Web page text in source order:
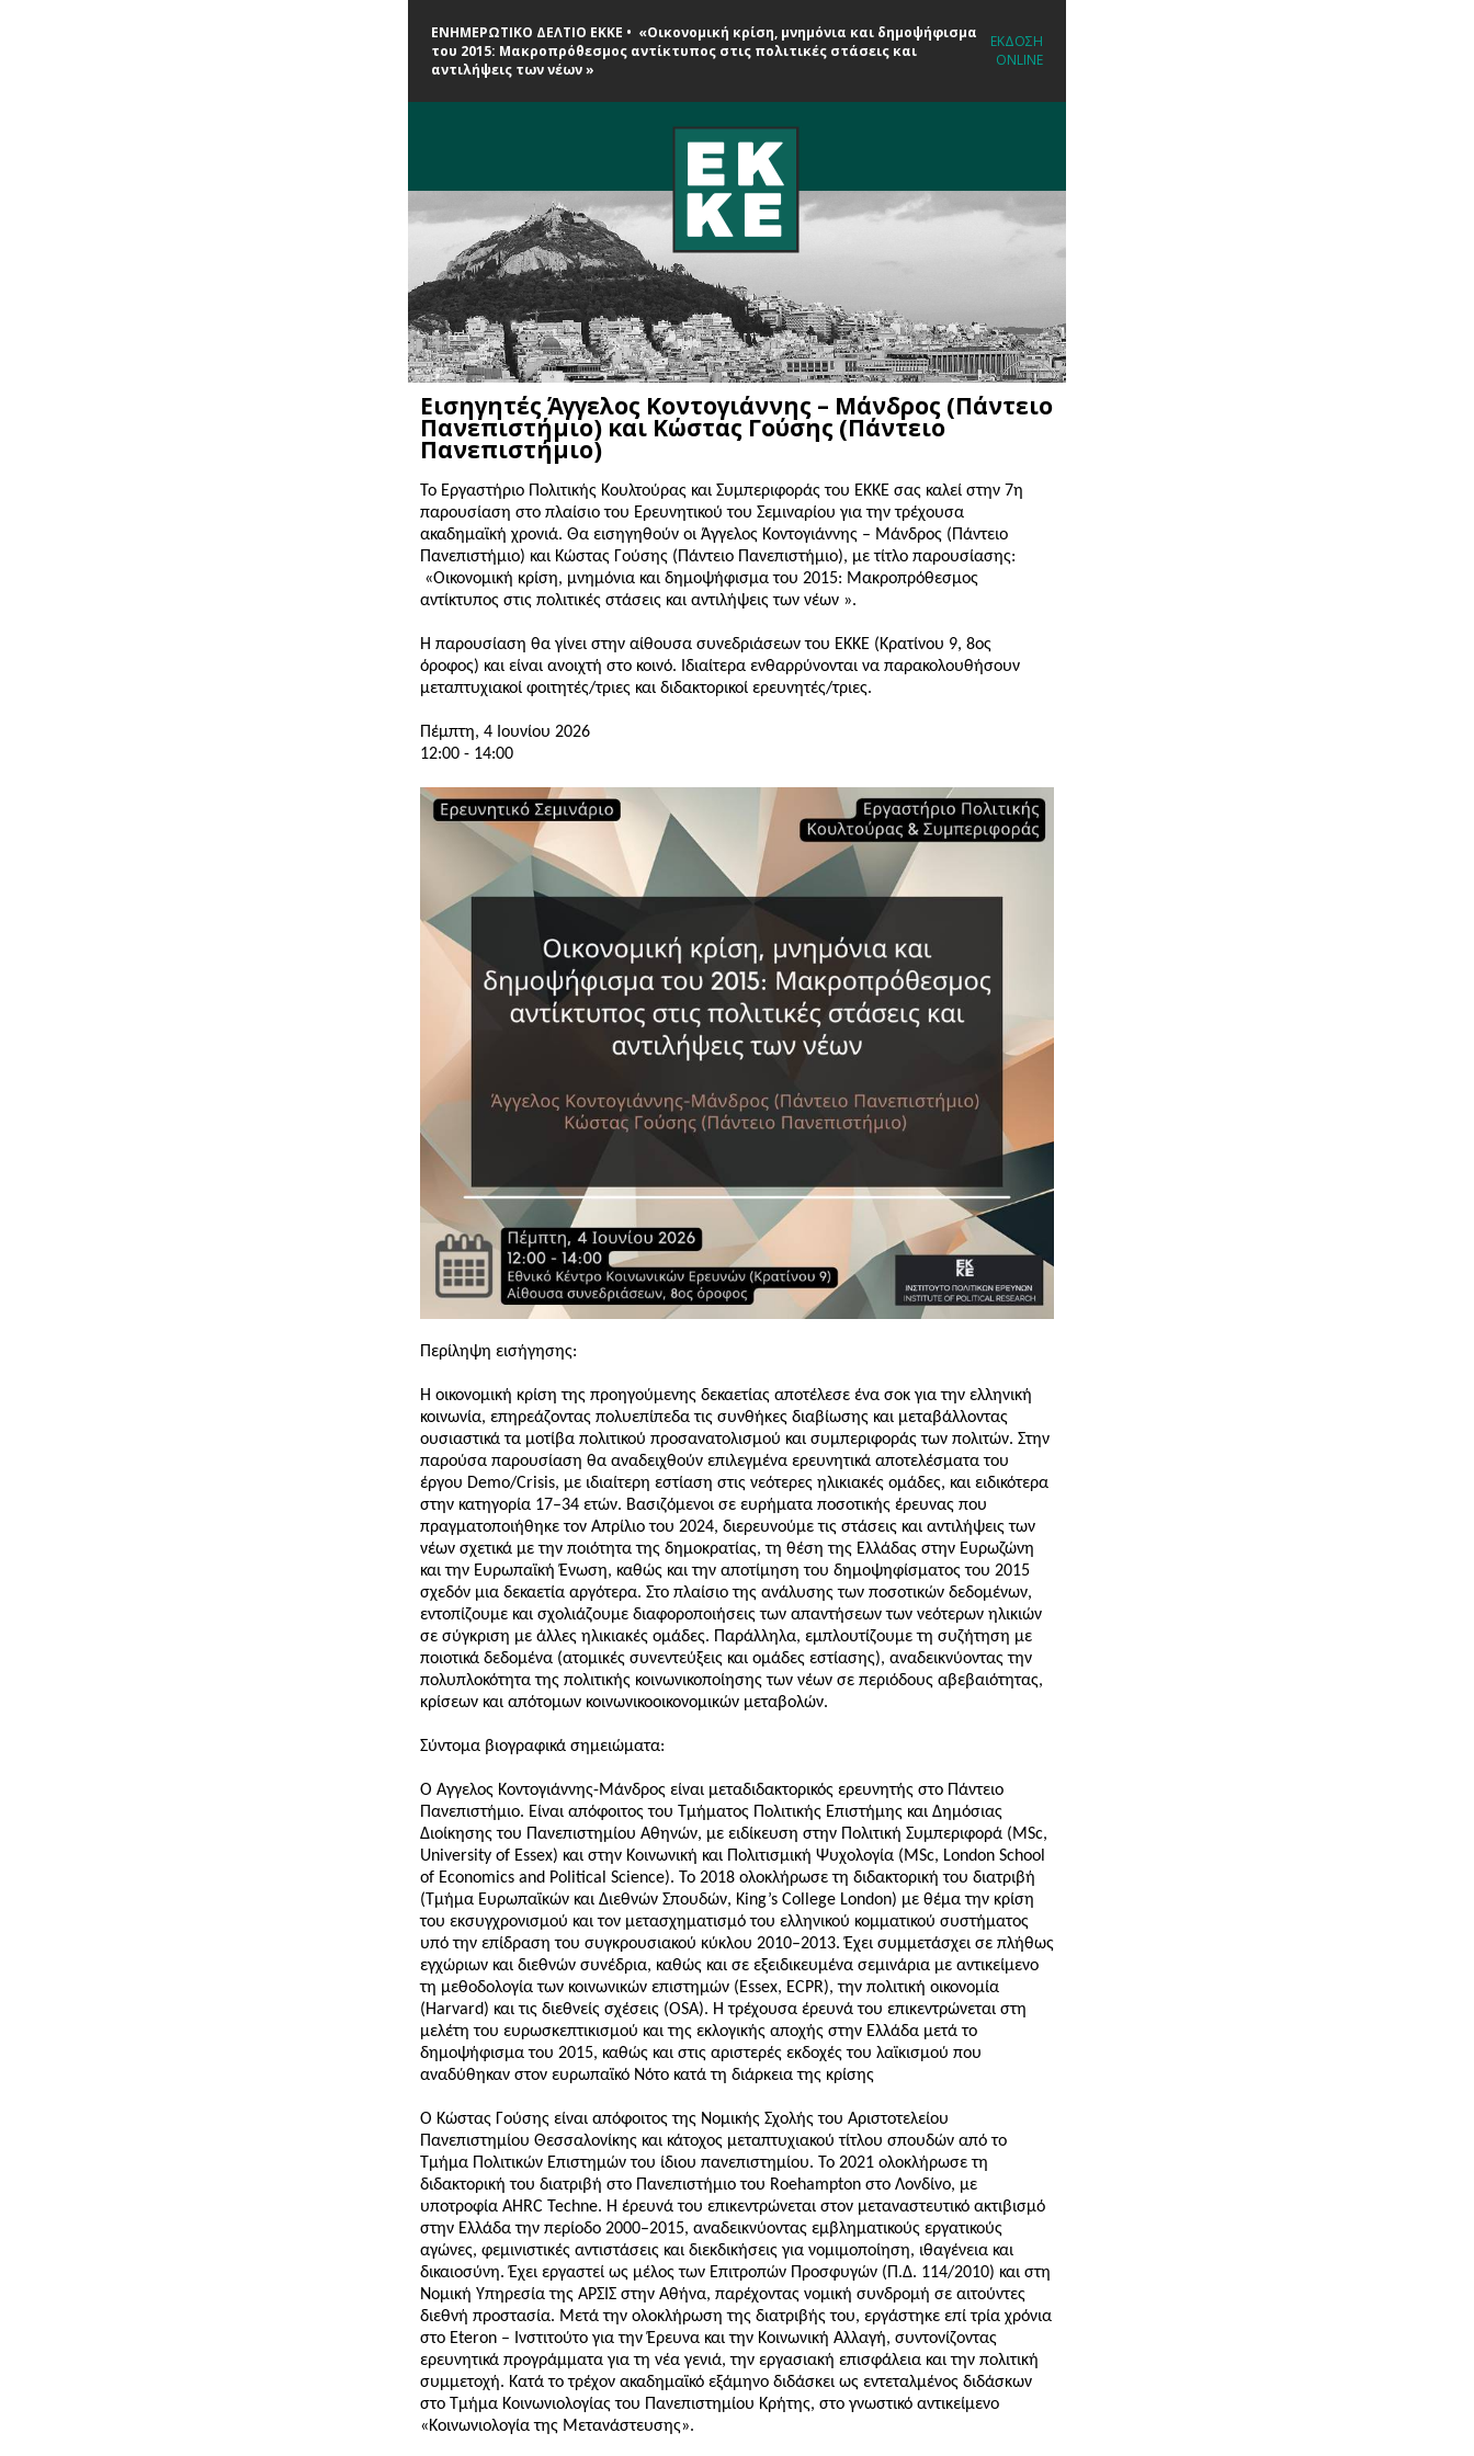
ΕΝΗΜΕΡΩΤΙΚΟ ΔΕΛΤΙΟ ΕΚΚΕ • «Οικονομική κρίση, μνημόνια και δημοψήφισμα
του 2015: Μακροπρόθεσμος αντίκτυπος στις πολιτικές στάσεις και
αντιλήψεις των νέων »
ΕΚΔΟΣΗ
ONLINE
Εισηγητές Άγγελος Κοντογιάννης – Μάνδρος (Πάντειο
Πανεπιστήμιο) και Κώστας Γούσης (Πάντειο
Πανεπιστήμιο)
Το Εργαστήριο Πολιτικής Κουλτούρας και Συμπεριφοράς του ΕΚΚΕ σας καλεί στην 7η
παρουσίαση στο πλαίσιο του Ερευνητικού του Σεμιναρίου για την τρέχουσα
ακαδημαϊκή χρονιά. Θα εισηγηθούν οι Άγγελος Κοντογιάννης – Μάνδρος (Πάντειο
Πανεπιστήμιο) και Κώστας Γούσης (Πάντειο Πανεπιστήμιο), με τίτλο παρουσίασης:
«Οικονομική κρίση, μνημόνια και δημοψήφισμα του 2015: Μακροπρόθεσμος
αντίκτυπος στις πολιτικές στάσεις και αντιλήψεις των νέων ».
Η παρουσίαση θα γίνει στην αίθουσα συνεδριάσεων του ΕΚΚΕ (Κρατίνου 9, 8ος
όροφος) και είναι ανοιχτή στο κοινό. Ιδιαίτερα ενθαρρύνονται να παρακολουθήσουν
μεταπτυχιακοί φοιτητές/τριες και διδακτορικοί ερευνητές/τριες.
Πέμπτη, 4 Ιουνίου 2026
12:00 - 14:00
Περίληψη εισήγησης:
Η οικονομική κρίση της προηγούμενης δεκαετίας αποτέλεσε ένα σοκ για την ελληνική
κοινωνία, επηρεάζοντας πολυεπίπεδα τις συνθήκες διαβίωσης και μεταβάλλοντας
ουσιαστικά τα μοτίβα πολιτικού προσανατολισμού και συμπεριφοράς των πολιτών. Στην
παρούσα παρουσίαση θα αναδειχθούν επιλεγμένα ερευνητικά αποτελέσματα του
έργου Demo/Crisis, με ιδιαίτερη εστίαση στις νεότερες ηλικιακές ομάδες, και ειδικότερα
στην κατηγορία 17–34 ετών. Βασιζόμενοι σε ευρήματα ποσοτικής έρευνας που
πραγματοποιήθηκε τον Απρίλιο του 2024, διερευνούμε τις στάσεις και αντιλήψεις των
νέων σχετικά με την ποιότητα της δημοκρατίας, τη θέση της Ελλάδας στην Ευρωζώνη
και την Ευρωπαϊκή Ένωση, καθώς και την αποτίμηση του δημοψηφίσματος του 2015
σχεδόν μια δεκαετία αργότερα. Στο πλαίσιο της ανάλυσης των ποσοτικών δεδομένων,
εντοπίζουμε και σχολιάζουμε διαφοροποιήσεις των απαντήσεων των νεότερων ηλικιών
σε σύγκριση με άλλες ηλικιακές ομάδες. Παράλληλα, εμπλουτίζουμε τη συζήτηση με
ποιοτικά δεδομένα (ατομικές συνεντεύξεις και ομάδες εστίασης), αναδεικνύοντας την
πολυπλοκότητα της πολιτικής κοινωνικοποίησης των νέων σε περιόδους αβεβαιότητας,
κρίσεων και απότομων κοινωνικοοικονομικών μεταβολών.
Σύντομα βιογραφικά σημειώματα:
Ο Άγγελος Κοντογιάννης-Μάνδρος είναι μεταδιδακτορικός ερευνητής στο Πάντειο
Πανεπιστήμιο. Είναι απόφοιτος του Τμήματος Πολιτικής Επιστήμης και Δημόσιας
Διοίκησης του Πανεπιστημίου Αθηνών, με ειδίκευση στην Πολιτική Συμπεριφορά (MSc,
University of Essex) και στην Κοινωνική και Πολιτισμική Ψυχολογία (MSc, London School
of Economics and Political Science). Το 2018 ολοκλήρωσε τη διδακτορική του διατριβή
(Τμήμα Ευρωπαϊκών και Διεθνών Σπουδών, King’s College London) με θέμα την κρίση
του εκσυγχρονισμού και τον μετασχηματισμό του ελληνικού κομματικού συστήματος
υπό την επίδραση του συγκρουσιακού κύκλου 2010–2013. Έχει συμμετάσχει σε πλήθως
εγχώριων και διεθνών συνέδρια, καθώς και σε εξειδικευμένα σεμινάρια με αντικείμενο
τη μεθοδολογία των κοινωνικών επιστημών (Essex, ECPR), την πολιτική οικονομία
(Harvard) και τις διεθνείς σχέσεις (OSA). Η τρέχουσα έρευνά του επικεντρώνεται στη
μελέτη του ευρωσκεπτικισμού και της εκλογικής αποχής στην Ελλάδα μετά το
δημοψήφισμα του 2015, καθώς και στις αριστερές εκδοχές του λαϊκισμού που
αναδύθηκαν στον ευρωπαϊκό Νότο κατά τη διάρκεια της κρίσης
Ο Κώστας Γούσης είναι απόφοιτος της Νομικής Σχολής του Αριστοτελείου
Πανεπιστημίου Θεσσαλονίκης και κάτοχος μεταπτυχιακού τίτλου σπουδών από το
Τμήμα Πολιτικών Επιστημών του ίδιου πανεπιστημίου. Το 2021 ολοκλήρωσε τη
διδακτορική του διατριβή στο Πανεπιστήμιο του Roehampton στο Λονδίνο, με
υποτροφία AHRC Techne. Η έρευνά του επικεντρώνεται στον μεταναστευτικό ακτιβισμό
στην Ελλάδα την περίοδο 2000–2015, αναδεικνύοντας εμβληματικούς εργατικούς
αγώνες, φεμινιστικές αντιστάσεις και διεκδικήσεις για νομιμοποίηση, ιθαγένεια και
δικαιοσύνη. Έχει εργαστεί ως μέλος των Επιτροπών Προσφυγών (Π.Δ. 114/2010) και στη
Νομική Υπηρεσία της ΑΡΣΙΣ στην Αθήνα, παρέχοντας νομική συνδρομή σε αιτούντες
διεθνή προστασία. Μετά την ολοκλήρωση της διατριβής του, εργάστηκε επί τρία χρόνια
στο Eteron – Ινστιτούτο για την Έρευνα και την Κοινωνική Αλλαγή, συντονίζοντας
ερευνητικά προγράμματα για τη νέα γενιά, την εργασιακή επισφάλεια και την πολιτική
συμμετοχή. Κατά το τρέχον ακαδημαϊκό εξάμηνο διδάσκει ως εντεταλμένος διδάσκων
στο Τμήμα Κοινωνιολογίας του Πανεπιστημίου Κρήτης, στο γνωστικό αντικείμενο
«Κοινωνιολογία της Μετανάστευσης».